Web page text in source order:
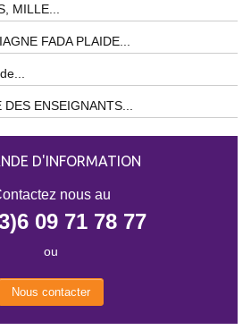
MILLE...
FADA PLAIDE...
ENSEIGNANTS...
D'INFORMATION
nous au
09 71 78 77
ou
Nous contacter